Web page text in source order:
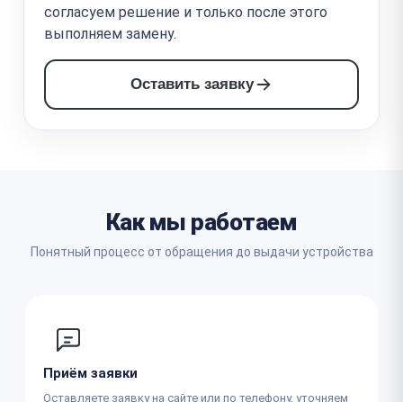
согласуем решение и только после этого
выполняем замену.
Оставить заявку
Как мы работаем
Понятный процесс от обращения до выдачи устройства
Приём заявки
Оставляете заявку на сайте или по телефону, уточняем